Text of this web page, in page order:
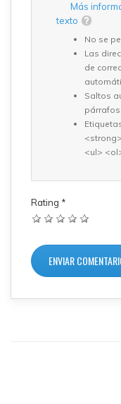
Más
texto
No se
Las
de
Saltos
párrafos.
<ul>
Rating *